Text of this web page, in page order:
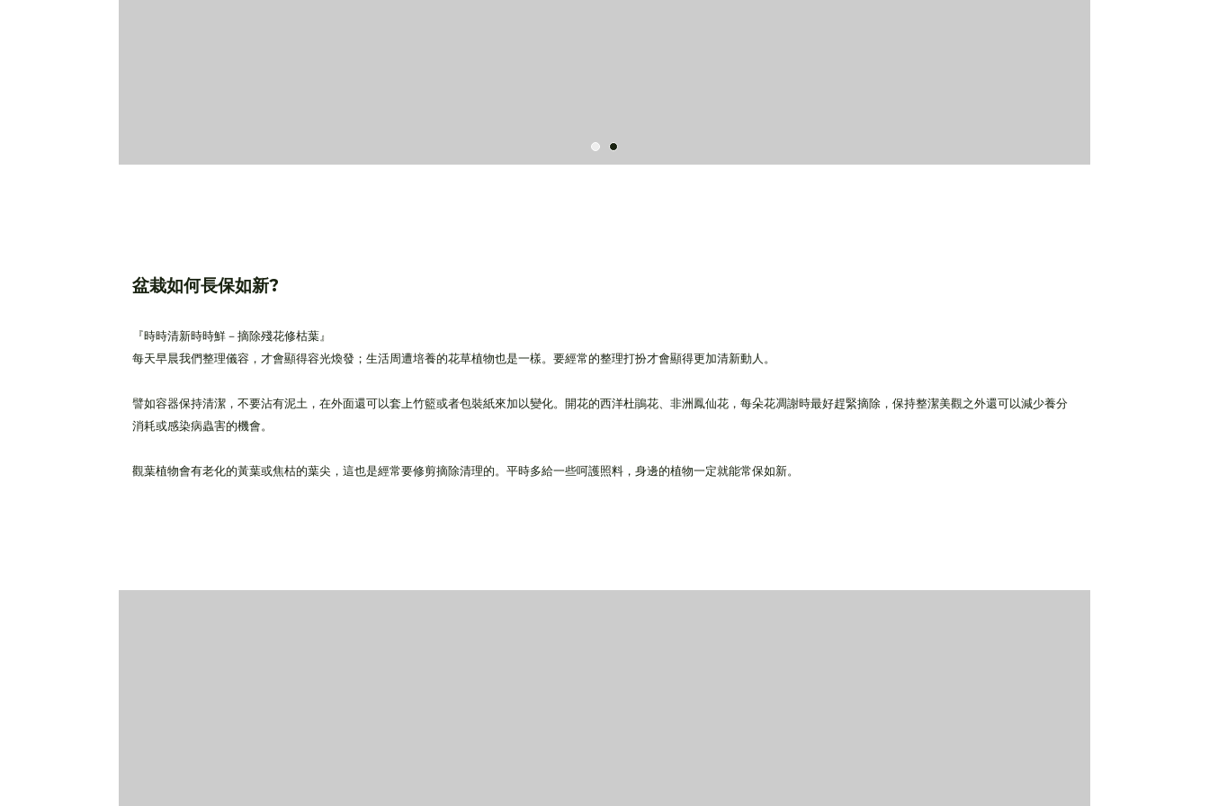
盆栽如何長保如新?
『時時清新時時鮮－摘除殘花修枯葉』
每天早晨我們整理儀容，才會顯得容光煥發；生活周遭培養的花草植物也是一樣。要經常的整理打扮才會顯得更加清新動人。
譬如容器保持清潔，不要沾有泥土，在外面還可以套上竹籃或者包裝紙來加以變化。開花的西洋杜鵑花、非洲鳳仙花，每朵花凋謝時最好趕緊摘除，保持整潔美觀之外還可以減少養分
消耗或感染病蟲害的機會。
觀葉植物會有老化的黃葉或焦枯的葉尖，這也是經常要修剪摘除清理的。平時多給一些呵護照料，身邊的植物一定就能常保如新。